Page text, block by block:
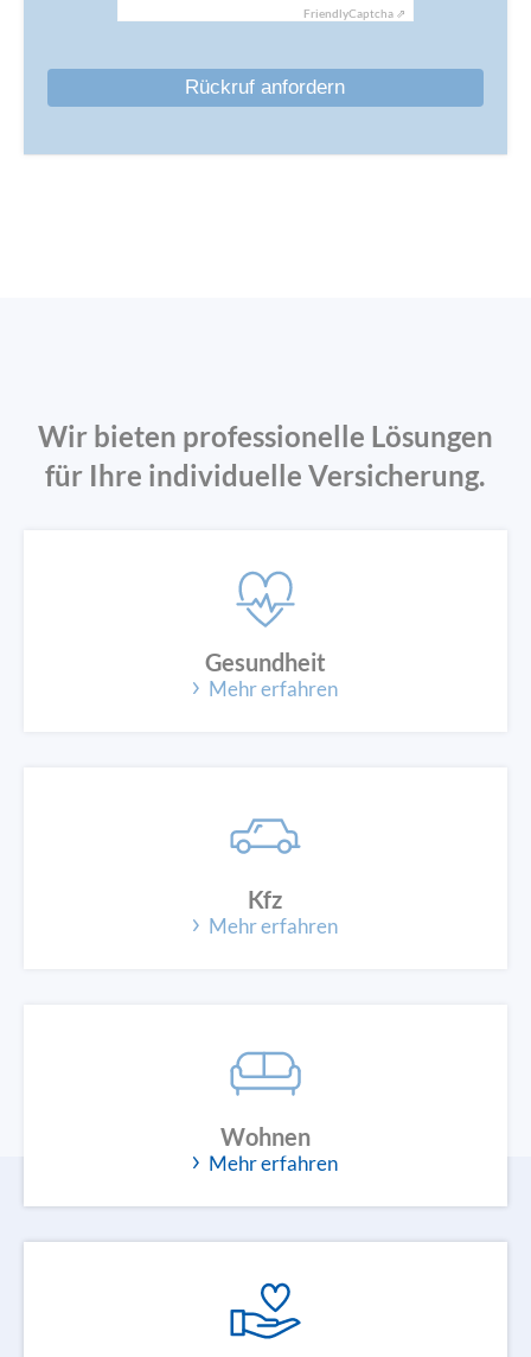
FriendlyCaptcha ⇗
Wir bieten professionelle Lösungen
für Ihre individuelle Versicherung.
Gesundheit
Mehr erfahren
Kfz
Mehr erfahren
Wohnen
Mehr erfahren